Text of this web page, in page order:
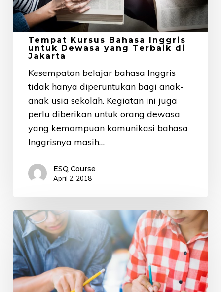
Terbaik
di
Jakarta
Tempat Kursus Bahasa Inggris
untuk Dewasa yang Terbaik di
Jakarta
Kesempatan belajar bahasa Inggris
tidak hanya diperuntukan bagi anak-
anak usia sekolah. Kegiatan ini juga
perlu diberikan untuk orang dewasa
yang kemampuan komunikasi bahasa
Inggrisnya masih…
ESQ Course
April 2, 2018
Dibuka
Pendaftaran
Kelas
Kursus
Bahasa
Inggris